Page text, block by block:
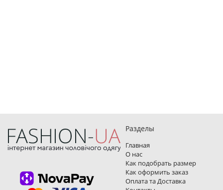
Разделы
Главная
О нас
Как подобрать размер
Как оформить заказ
Оплата та Доставка